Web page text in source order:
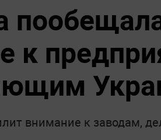
к
внимание к заводам,